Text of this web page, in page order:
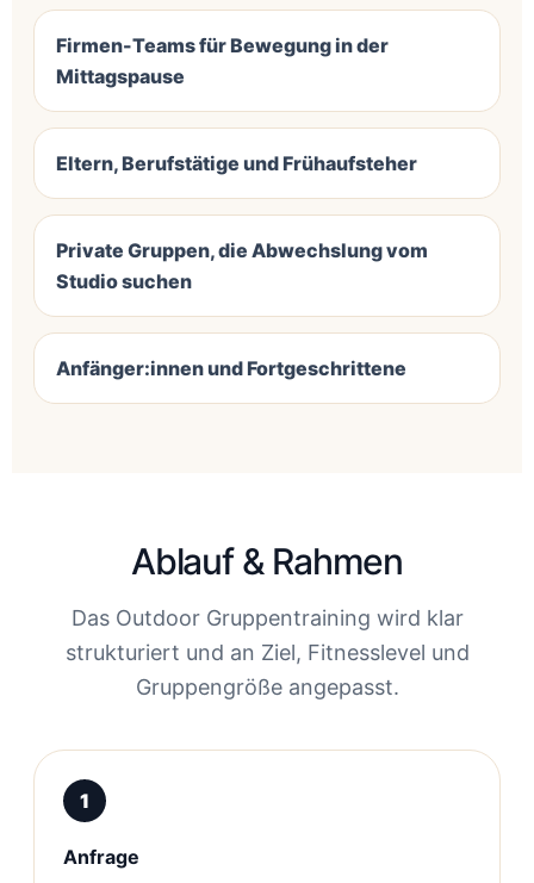
Firmen-Teams für Bewegung in der
Mittagspause
Eltern, Berufstätige und Frühaufsteher
Private Gruppen, die Abwechslung vom
Studio suchen
Anfänger:innen und Fortgeschrittene
Ablauf & Rahmen
Das Outdoor Gruppentraining wird klar
strukturiert und an Ziel, Fitnesslevel und
Gruppengröße angepasst.
Anfrage